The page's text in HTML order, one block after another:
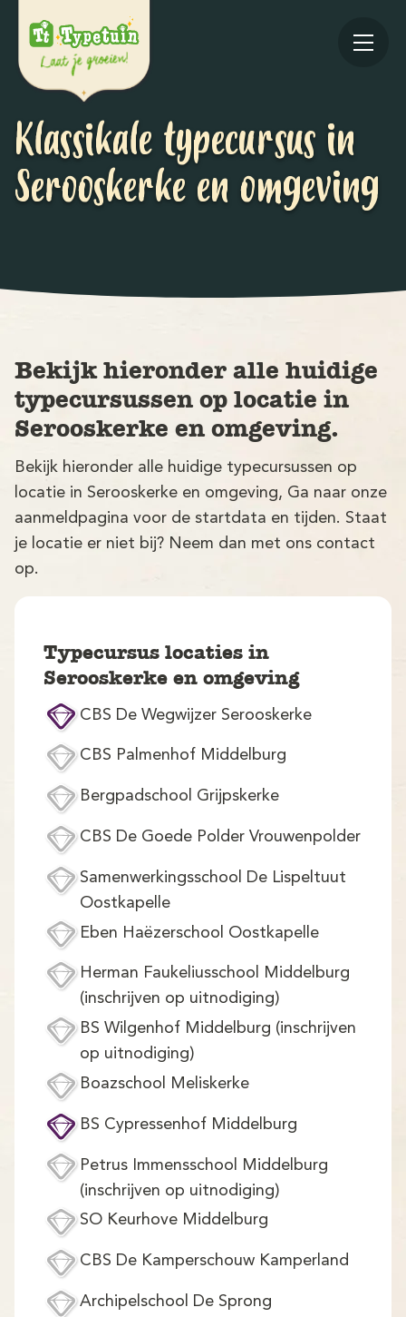
Klassikale typecursus in
Serooskerke en omgeving
Bekijk hieronder alle huidige
typecursussen op locatie in
Serooskerke en omgeving.
Bekijk hieronder alle huidige typecursussen op
locatie in Serooskerke en omgeving, Ga naar onze
aanmeldpagina voor de startdata en tijden. Staat
je locatie er niet bij? Neem dan met ons contact
op.
Typecursus locaties in
Serooskerke en omgeving
CBS De Wegwijzer Serooskerke
CBS Palmenhof Middelburg
Bergpadschool Grijpskerke
CBS De Goede Polder Vrouwenpolder
Samenwerkingsschool De Lispeltuut
Oostkapelle
Eben Haëzerschool Oostkapelle
Herman Faukeliusschool Middelburg
(inschrijven op uitnodiging)
BS Wilgenhof Middelburg (inschrijven
op uitnodiging)
Boazschool Meliskerke
BS Cypressenhof Middelburg
Petrus Immensschool Middelburg
(inschrijven op uitnodiging)
SO Keurhove Middelburg
CBS De Kamperschouw Kamperland
Archipelschool De Sprong